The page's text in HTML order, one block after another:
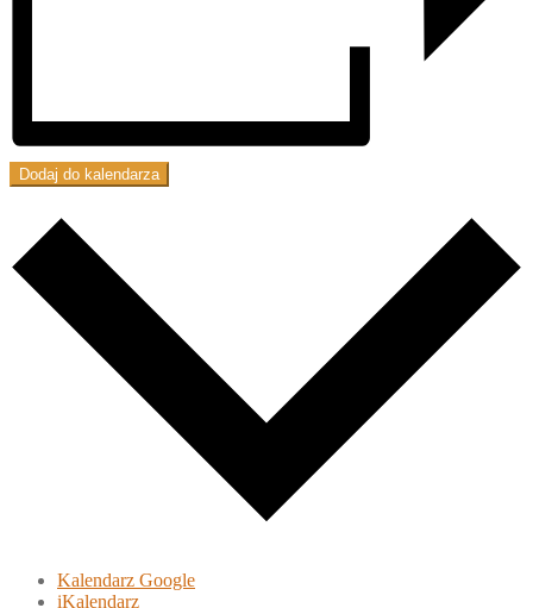
Dodaj do kalendarza
Kalendarz Google
iKalendarz